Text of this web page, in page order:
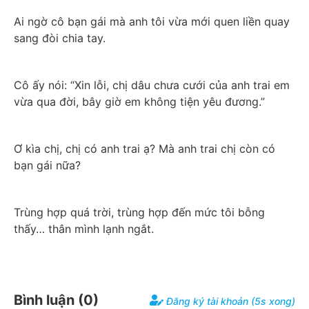
Ai ngờ cô bạn gái mà anh tôi vừa mới quen liền quay
sang đòi chia tay.
Cô ấy nói: “Xin lỗi, chị dâu chưa cưới của anh trai em
vừa qua đời, bây giờ em không tiện yêu đương.”
Ơ kìa chị, chị có anh trai ạ? Mà anh trai chị còn có
bạn gái nữa?
Trùng hợp quá trời, trùng hợp đến mức tôi bỗng
thấy… thân mình lạnh ngắt.
Bình luận (0) Đăng ký tài khoản (5s xong)